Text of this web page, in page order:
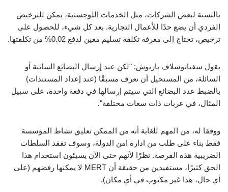
بالنسبة لبعض الشركات، مثل الخدمات اللوجستية، يمكن للترخيص
الفردي أن يضع حدًا للأعمال التجارية. بعد كل شيء، للحصول على
ترخيص، تحتاج إلى معرفة تكلفة تسليم معين لدفع 0.02% من تكلفتها.
يقول سفياتوسلاف بارتوش: "لكن عند إرسال البضائع السائبة أو
السائلة، من المستحيل أن نعرف مسبقًا (عند إعداد المستندات)
بالضبط عدد البضائع التي سيتم إرسالها في دفعة واحدة، على سبيل
المثال، في عربات ذات سعات مختلفة".
ووفقا له، من المهم للغاية أنه من الممكن تعليق نشاط المؤسسة
فقط بناء على طلب من ادارة امن الدولة، وسوف تفقد السلطات
الضريبية هذه الفرصة. نظرًا لأنهم حتى الآن يسيئون استخدام هذا
الحق كثيرًا، مستفيدين من حقيقة أن MERT لا يمكنها رفضهم (على
أي حال، هذا غير مكتوب في أي مكان).